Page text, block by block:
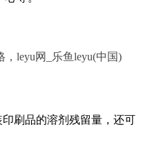
， leyu网_乐鱼leyu(中国)
刷品的溶剂残留量，还可